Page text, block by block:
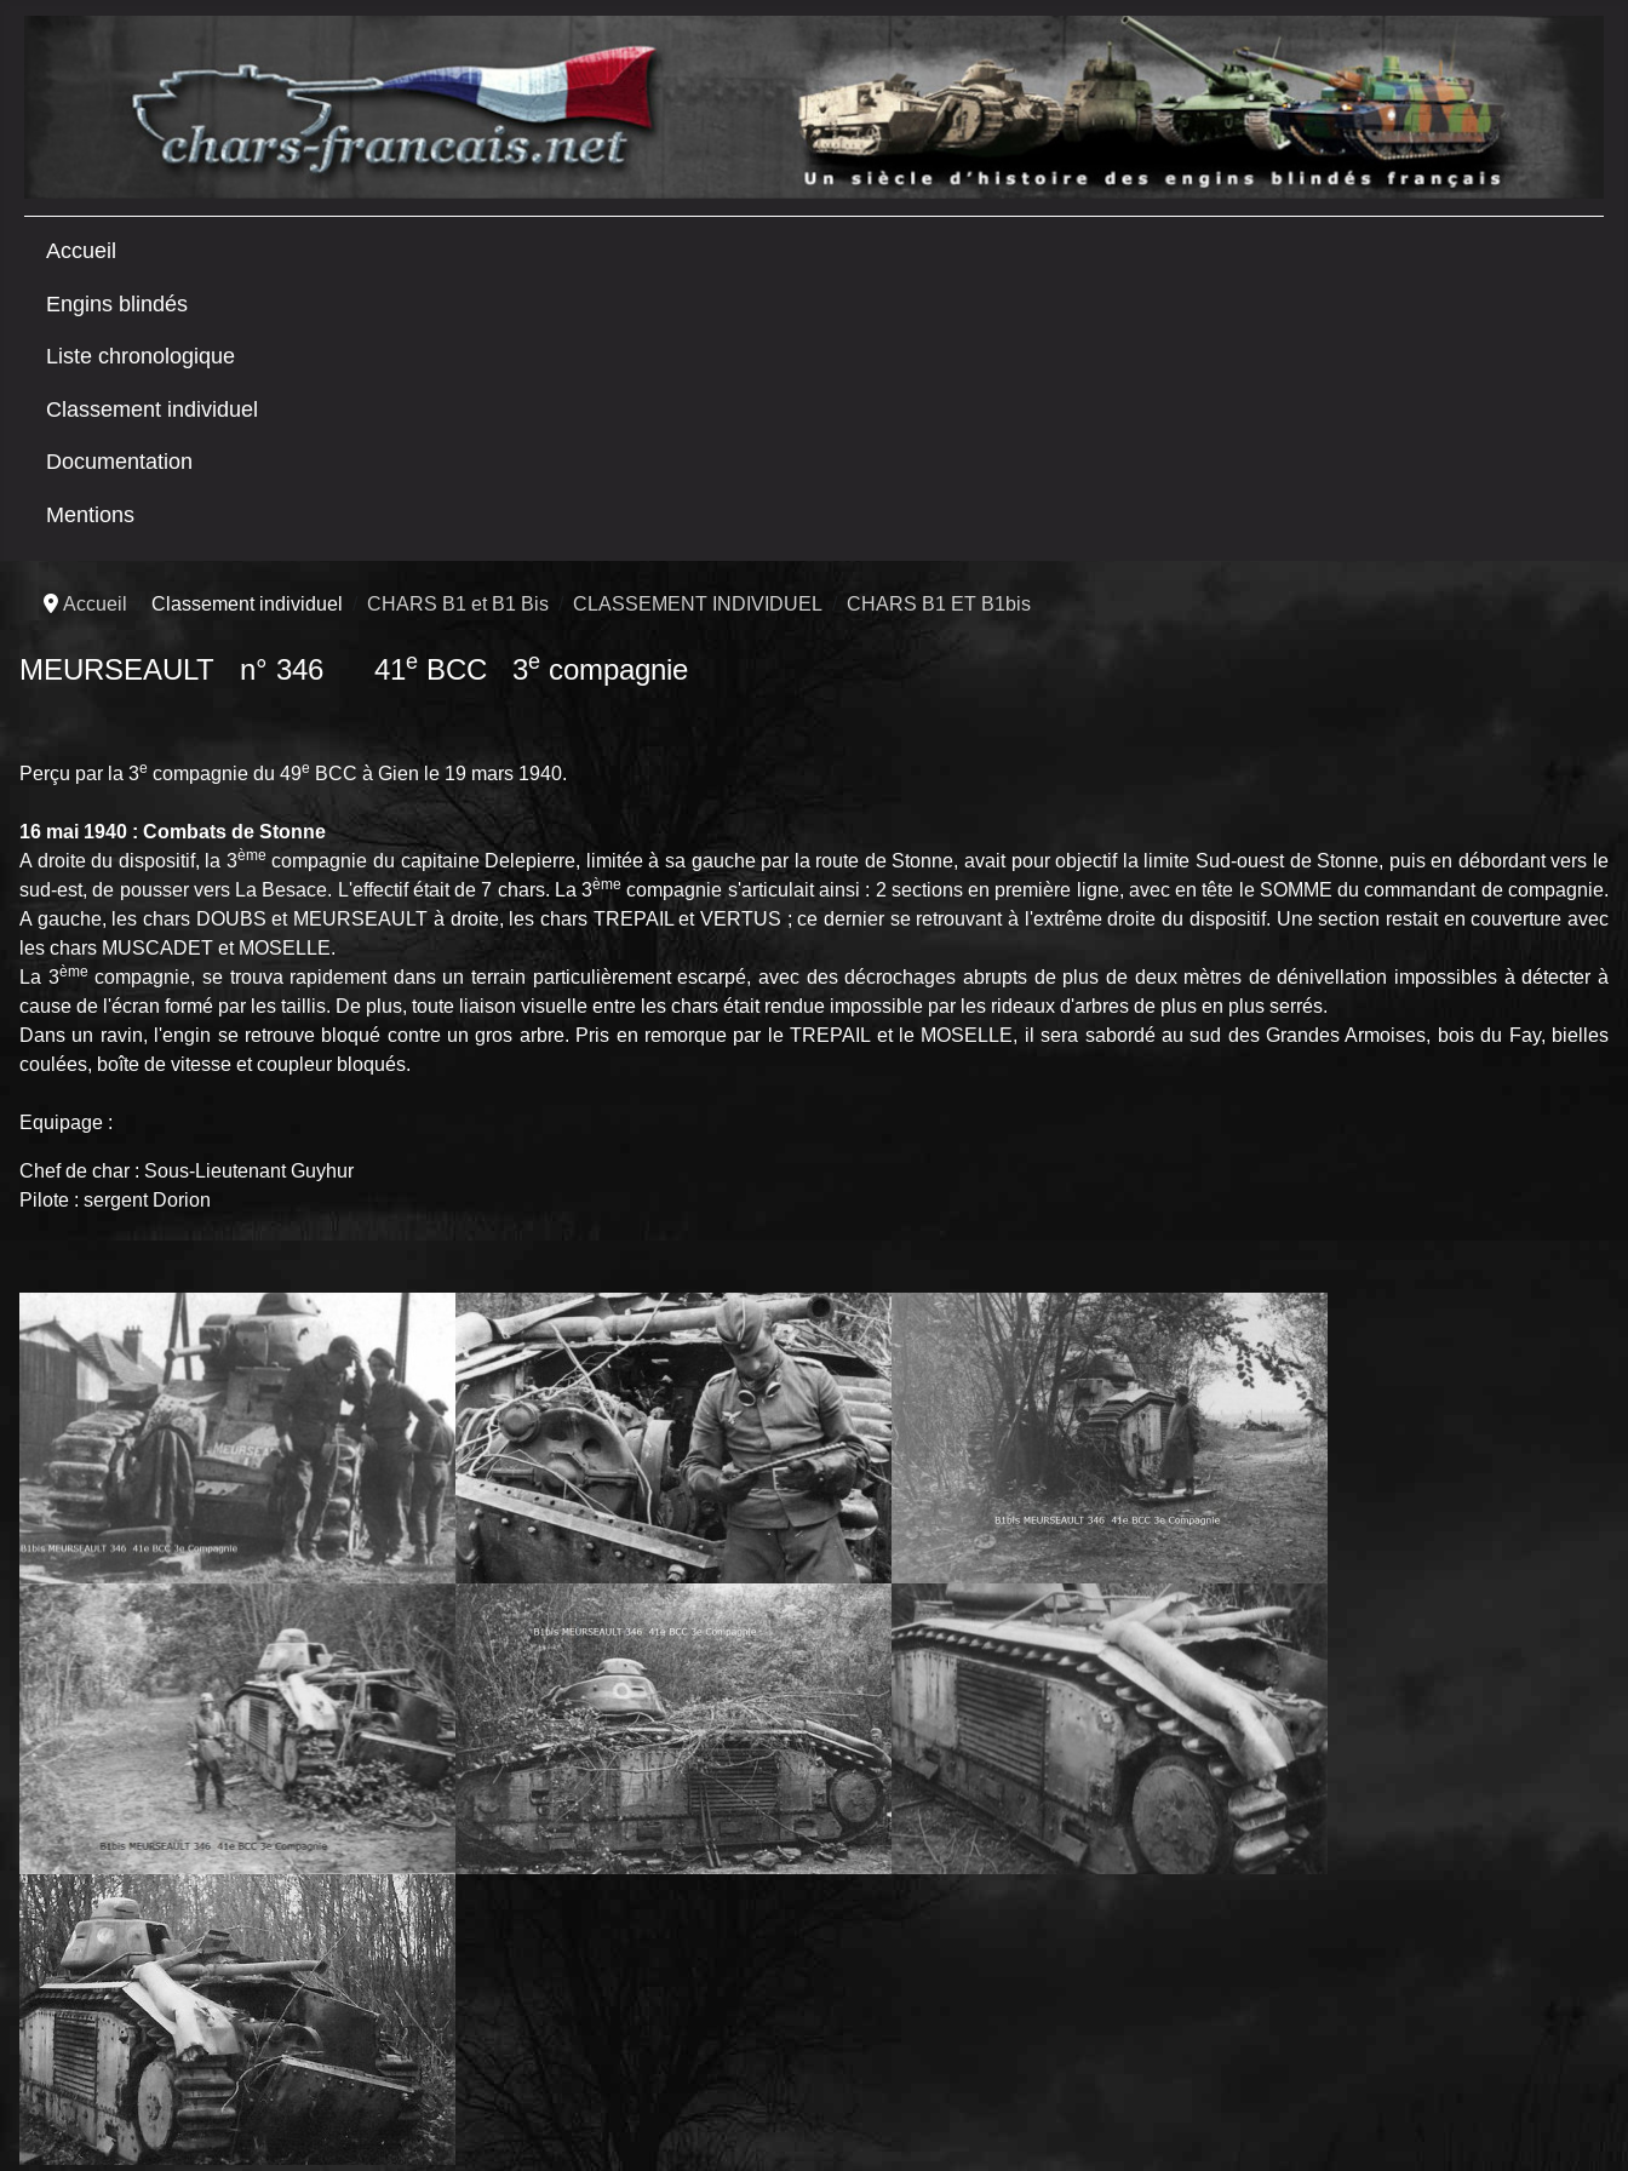
Accueil
Engins blindés
Liste chronologique
Classement individuel
Documentation
Mentions
Accueil Classement individuel CHARS B1 et B1 Bis CLASSEMENT INDIVIDUEL CHARS B1 ET B1bis
MEURSEAULT n° 346 41e BCC 3e compagnie
Perçu par la 3e compagnie du 49e BCC à Gien le 19 mars 1940.
16 mai 1940 : Combats de Stonne
A droite du dispositif, la 3ème compagnie du capitaine Delepierre, limitée à sa gauche par la route de Stonne, avait pour objectif la limite Sud-ouest de Stonne, puis en débordant vers le
sud-est, de pousser vers La Besace. L'effectif était de 7 chars. La 3ème compagnie s'articulait ainsi : 2 sections en première ligne, avec en tête le SOMME du commandant de compagnie.
A gauche, les chars DOUBS et MEURSEAULT à droite, les chars TREPAIL et VERTUS ; ce dernier se retrouvant à l'extrême droite du dispositif. Une section restait en couverture avec
les chars MUSCADET et MOSELLE.
La 3ème compagnie, se trouva rapidement dans un terrain particulièrement escarpé, avec des décrochages abrupts de plus de deux mètres de dénivellation impossibles à détecter à
cause de l'écran formé par les taillis. De plus, toute liaison visuelle entre les chars était rendue impossible par les rideaux d'arbres de plus en plus serrés.
Dans un ravin, l'engin se retrouve bloqué contre un gros arbre. Pris en remorque par le TREPAIL et le MOSELLE, il sera sabordé au sud des Grandes Armoises, bois du Fay, bielles
coulées, boîte de vitesse et coupleur bloqués.
Equipage :
Chef de char : Sous-Lieutenant Guyhur
Pilote : sergent Dorion